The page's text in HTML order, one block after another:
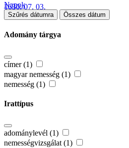
1630. 07. 03.
Napok
Szűrés dátumra Összes dátum
Adomány tárgya
címer (1)
magyar nemesség (1)
nemesség (1)
Irattípus
adománylevél (1)
nemességvizsgálat (1)